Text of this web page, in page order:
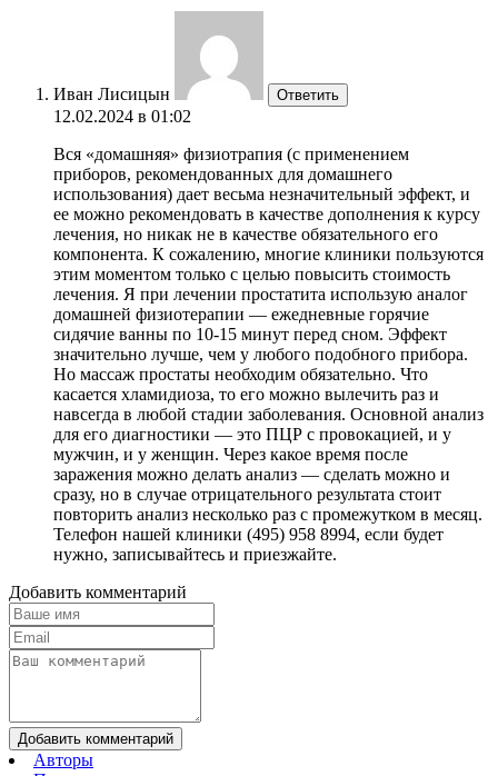
Иван Лисицын Ответить
12.02.2024 в 01:02
Вся «домашняя» физиотрапия (с применением
приборов, рекомендованных для домашнего
использования) дает весьма незначительный эффект, и
ее можно рекомендовать в качестве дополнения к курсу
лечения, но никак не в качестве обязательного его
компонента. К сожалению, многие клиники пользуются
этим моментом только с целью повысить стоимость
лечения. Я при лечении простатита использую аналог
домашней физиотерапии — ежедневные горячие
сидячие ванны по 10-15 минут перед сном. Эффект
значительно лучше, чем у любого подобного прибора.
Но массаж простаты необходим обязательно. Что
касается хламидиоза, то его можно вылечить раз и
навсегда в любой стадии заболевания. Основной анализ
для его диагностики — это ПЦР с провокацией, и у
мужчин, и у женщин. Через какое время после
заражения можно делать анализ — сделать можно и
сразу, но в случае отрицательного результата стоит
повторить анализ несколько раз с промежутком в месяц.
Телефон нашей клиники (495) 958 8994, если будет
нужно, записывайтесь и приезжайте.
Добавить комментарий
Добавить комментарий
Авторы